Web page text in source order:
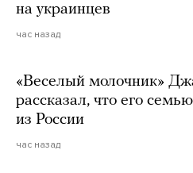
на украинцев
час назад
«Веселый молочник»
рассказал, что его
из России
час назад